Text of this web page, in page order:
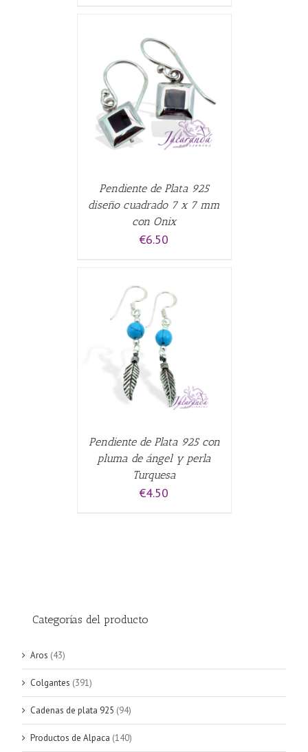
Pendiente de Plata 925
diseño cuadrado 7 x 7 mm
con Onix
€6.50
Pendiente de Plata 925 con
pluma de ángel y perla
Turquesa
€4.50
Categorías del producto
Aros (43)
Colgantes (391)
Cadenas de plata 925 (94)
Productos de Alpaca (140)